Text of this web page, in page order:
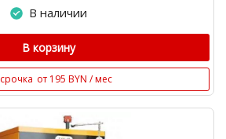
В наличии
В корзину
от 195 BYN / мес